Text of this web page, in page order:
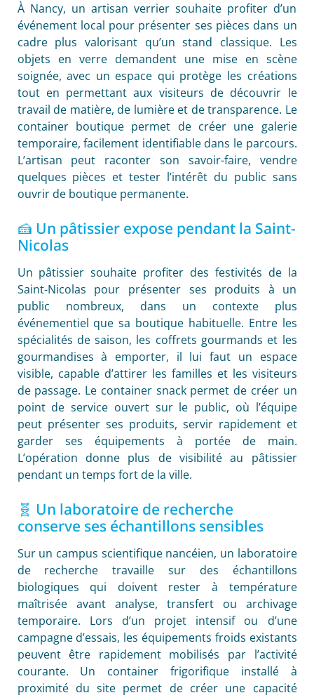
À Nancy, un artisan verrier souhaite profiter d’un
événement local pour présenter ses pièces dans un
cadre plus valorisant qu’un stand classique. Les
objets en verre demandent une mise en scène
soignée, avec un espace qui protège les créations
tout en permettant aux visiteurs de découvrir le
travail de matière, de lumière et de transparence. Le
container boutique permet de créer une galerie
temporaire, facilement identifiable dans le parcours.
L’artisan peut raconter son savoir-faire, vendre
quelques pièces et tester l’intérêt du public sans
ouvrir de boutique permanente.
🍰 Un pâtissier expose pendant la Saint-
Nicolas
Un pâtissier souhaite profiter des festivités de la
Saint-Nicolas pour présenter ses produits à un
public nombreux, dans un contexte plus
événementiel que sa boutique habituelle. Entre les
spécialités de saison, les coffrets gourmands et les
gourmandises à emporter, il lui faut un espace
visible, capable d’attirer les familles et les visiteurs
de passage. Le container snack permet de créer un
point de service ouvert sur le public, où l’équipe
peut présenter ses produits, servir rapidement et
garder ses équipements à portée de main.
L’opération donne plus de visibilité au pâtissier
pendant un temps fort de la ville.
🧬 Un laboratoire de recherche
conserve ses échantillons sensibles
Sur un campus scientifique nancéien, un laboratoire
de recherche travaille sur des échantillons
biologiques qui doivent rester à température
maîtrisée avant analyse, transfert ou archivage
temporaire. Lors d’un projet intensif ou d’une
campagne d’essais, les équipements froids existants
peuvent être rapidement mobilisés par l’activité
courante. Un container frigorifique installé à
proximité du site permet de créer une capacité